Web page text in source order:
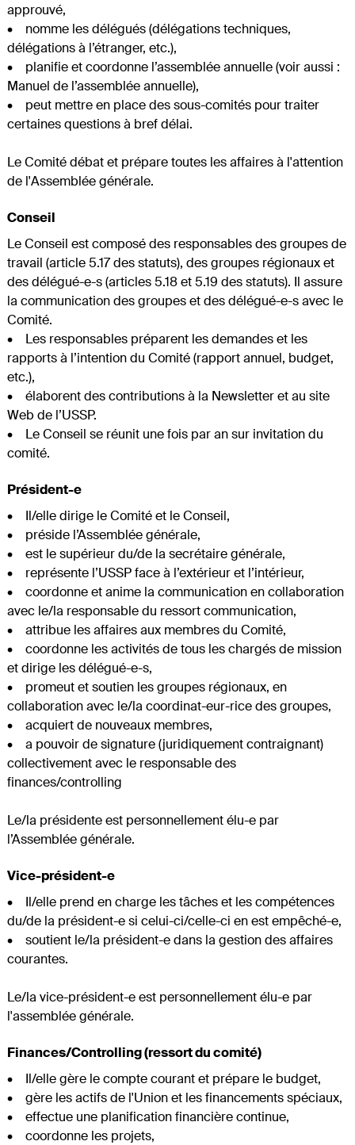
approuvé,
• nomme les délégués (délégations techniques,
délégations à l’étranger, etc.),
• planifie et coordonne l’assemblée annuelle (voir aussi :
Manuel de l’assemblée annuelle),
• peut mettre en place des sous-comités pour traiter
certaines questions à bref délai.
Le Comité débat et prépare toutes les affaires à l'attention
de l'Assemblée générale.
Conseil
Le Conseil est composé des responsables des groupes de
travail (article 5.17 des statuts), des groupes régionaux et
des délégué-e-s (articles 5.18 et 5.19 des statuts). Il assure
la communication des groupes et des délégué-e-s avec le
Comité.
• Les responsables préparent les demandes et les
rapports à l’intention du Comité (rapport annuel, budget,
etc.),
• élaborent des contributions à la Newsletter et au site
Web de l’USSP.
• Le Conseil se réunit une fois par an sur invitation du
comité.
Président-e
• Il/elle dirige le Comité et le Conseil,
• préside l’Assemblée générale,
• est le supérieur du/de la secrétaire générale,
• représente l’USSP face à l’extérieur et l’intérieur,
• coordonne et anime la communication en collaboration
avec le/la responsable du ressort communication,
• attribue les affaires aux membres du Comité,
• coordonne les activités de tous les chargés de mission
et dirige les délégué-e-s,
• promeut et soutien les groupes régionaux, en
collaboration avec le/la coordinat-eur-rice des groupes,
• acquiert de nouveaux membres,
• a pouvoir de signature (juridiquement contraignant)
collectivement avec le responsable des
finances/controlling
Le/la présidente est personnellement élu-e par
l’Assemblée générale.
Vice-président-e
• Il/elle prend en charge les tâches et les compétences
du/de la président-e si celui-ci/celle-ci en est empêché-e,
• soutient le/la président-e dans la gestion des affaires
courantes.
Le/la vice-président-e est personnellement élu-e par
l'assemblée générale.
Finances/Controlling (ressort du comité)
• Il/elle gère le compte courant et prépare le budget,
• gère les actifs de l'Union et les financements spéciaux,
• effectue une planification financière continue,
• coordonne les projets,